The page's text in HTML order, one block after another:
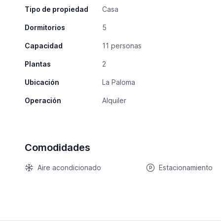
Tipo de propiedad Casa
Dormitorios 5
Capacidad 11 personas
Plantas 2
Ubicación La Paloma
Operación Alquiler
Comodidades
Aire acondicionado Estacionamiento